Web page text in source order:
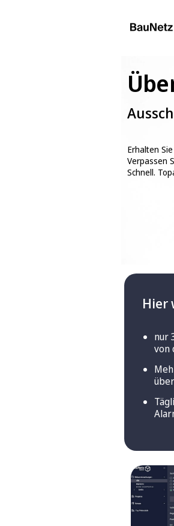
Erhalten
Verpassen
Schnell.
Hier
nur
von